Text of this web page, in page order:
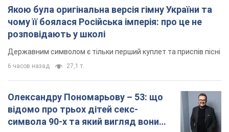
За розвитком кар'єри артист не забував про
особисте щастя
11 часов назад
У ПриватБанку розповіли, чи дійсні
долари 1996 року: чи приймають
обмінники та банки такі купюри
Що робити, якщо банки та обмінні пункти не
приймають старі долари
9.08.2026 02:20 83,7 т.